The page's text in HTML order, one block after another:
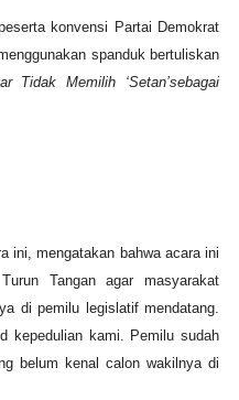
konvensi Partai Demokrat
spanduk bertuliskan
Tidak Memilih ‘Setan’sebagai
ini, mengatakan bahwa acara ini
Tangan agar masyarakat
di pemilu legislatif mendatang.
kepedulian kami. Pemilu sudah
belum kenal calon wakilnya di